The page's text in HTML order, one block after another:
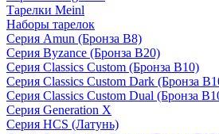
Тарелки Meinl
Наборы тарелок
Серия Amun (Бронза B8)
Серия Byzance (Бронза B20)
Серия Classics Custom (Бронза B10)
Серия Classics Custom Dark (Бронза
Серия Classics Custom Dual (Бронза
Серия Generation X
Серия HCS (Латунь)